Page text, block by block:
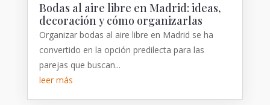
Bodas al aire libre en Madrid: ideas,
decoración y cómo organizarlas
Organizar bodas al aire libre en Madrid se ha
convertido en la opción predilecta para las
parejas que buscan...
leer más